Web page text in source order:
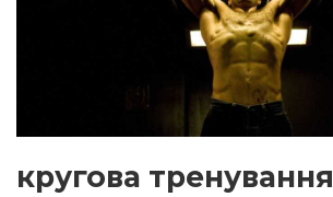
кругова тренування